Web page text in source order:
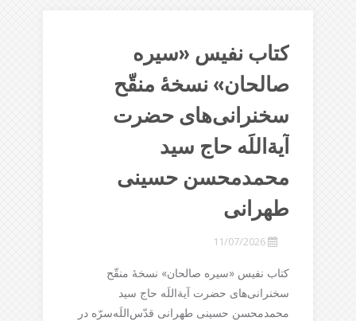
کتاب نفیس «سیره
صالحان» نسخۀ منقّح
سخنرانی‌های حضرت
آیة‌اللَه حاج سید
محمدمحسن حسینی
طهرانی
11/07/2026
کتاب نفیس «سیره صالحان» نسخۀ منقّح
سخنرانی‌های حضرت آیة‌اللَه حاج سید
محمدمحسن حسینی طهرانی قدّس‌اللَه‌سرّه در